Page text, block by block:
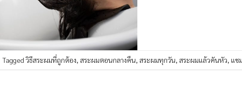
Taggedวิธีสระผมที่ถูกต้อง สระผมตอนกลางคืน สระผมทุกวัน สระผมแล้วคันหัว แช